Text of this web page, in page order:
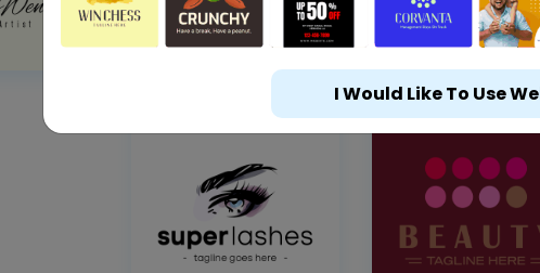
I Would Like To Use